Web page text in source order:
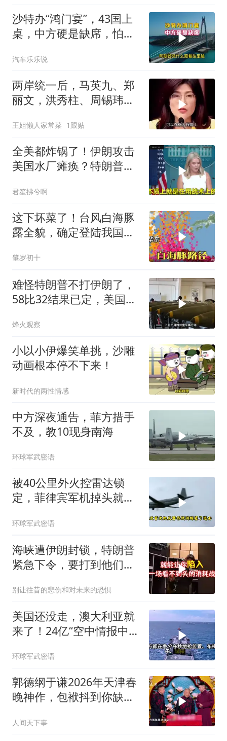
沙特办“鸿门宴”，43国上
桌，中方硬是缺席，怕得
汽车乐乐说
两岸统一后，马英九、郑
丽文，洪秀柱、周锡玮谁
王姐懒人家常菜 1跟贴
全美都炸锅了！伊朗攻击
美国水厂瘫痪？特朗普却
君笙拂兮啊
这下坏菜了！台风白海豚
露全貌，确定登陆我国沿
肇岁初十
难怪特朗普不打伊朗了，
58比32结果已定，美国专
烽火观察
小以小伊爆笑单挑，沙雕
动画根本停不下来！
新时代的两性情感
中方深夜通告，菲方措手
不及，教10现身南海
环球军武密语
被40公里外火控雷达锁
定，菲律宾军机掉头就
场
环球军武密语
海峡遭伊朗封锁，特朗普
紧急下令，要打到他们承
别让往昔的悲伤和对未来的恐惧
美国还没走，澳大利亚就
来了！24亿“空中情报中
环球军武密语
郭德纲于谦2026年天津春
晚神作，包袱抖到你缺氧
人间天下事